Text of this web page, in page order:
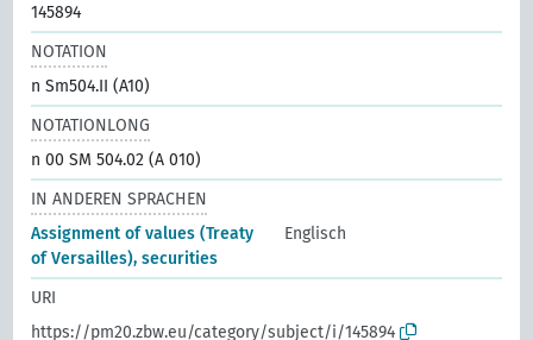
145894
NOTATION
n Sm504.II (A10)
NOTATIONLONG
n 00 SM 504.02 (A 010)
IN ANDEREN SPRACHEN
Assignment of values (Treaty
of Versailles), securities
Englisch
URI
https://pm20.zbw.eu/category/subject/i/145894